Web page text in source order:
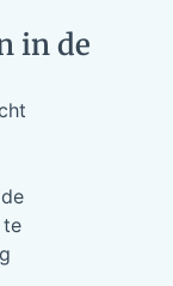
in de
te